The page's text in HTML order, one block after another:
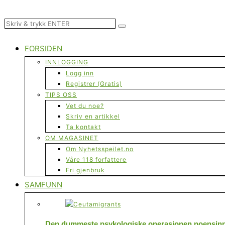
FORSIDEN
INNLOGGING
Logg inn
Registrer (Gratis)
TIPS OSS
Vet du noe?
Skriv en artikkel
Ta kontakt
OM MAGASINET
Om Nyhetsspeilet.no
Våre 118 forfattere
Fri gjenbruk
SAMFUNN